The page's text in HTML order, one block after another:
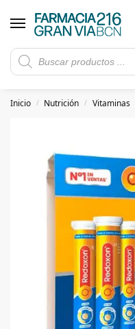
Rebajas de
5€ de descuento con el
Inicio / Nutrición / Vitaminas